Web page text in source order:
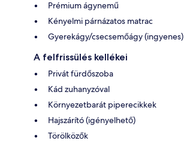
Prémium ágynemű
Kényelmi párnázatos matrac
Gyerekágy/csecsemőágy (ingyenes)
A felfrissülés kellékei
Privát fürdőszoba
Kád zuhanyzóval
Környezetbarát piperecikkek
Hajszárító (igényelhető)
Törölközők